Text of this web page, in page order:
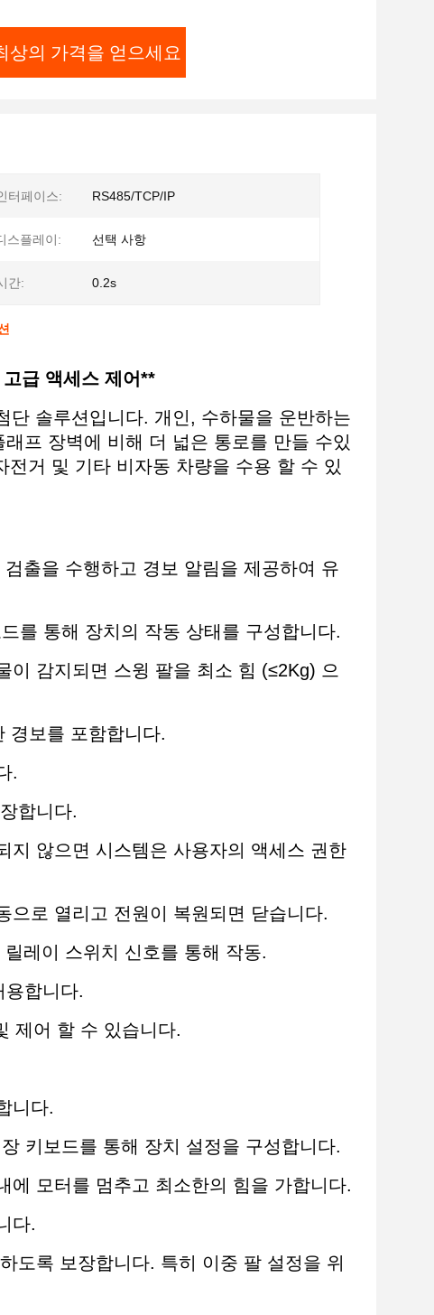
상의 가격을 얻으세요
터페이스: RS485/TCP/IP
스플레이: 선택 사항
간: 0.2s
급 액세스 제어**
단 솔루션입니다. 개인, 수하물을 운반하는
프 장벽에 비해 더 넓은 통로를 만들 수있
거 및 기타 비자동 차량을 수용 할 수 있
출을 수행하고 경보 알림을 제공하여 유
를 통해 장치의 작동 상태를 구성합니다.
감지되면 스윙 팔을 최소 힘 (≤2Kg) 으
경보를 포함합니다.
.
합니다.
지 않으면 시스템은 사용자의 액세스 권한
으로 열리고 전원이 복원되면 닫습니다.
레이 스위치 신호를 통해 작동.
합니다.
제어 할 수 있습니다.
니다.
키보드를 통해 장치 설정을 구성합니다.
모터를 멈추고 최소한의 힘을 가합니다.
다.
도록 보장합니다. 특히 이중 팔 설정을 위